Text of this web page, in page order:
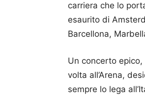
carriera che lo
esaurito di
Barcellona,
Un concerto
volta all’Arena,
sempre lo lega